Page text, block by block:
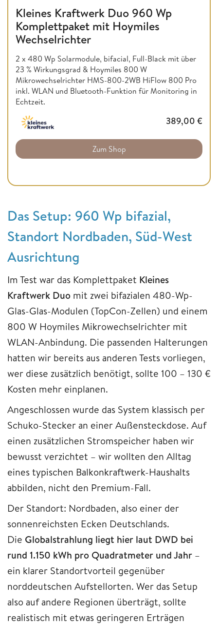
Kleines Kraftwerk Duo 960 Wp
Komplettpaket mit Hoymiles
Wechselrichter
2 x 480 Wp Solarmodule, bifacial, Full-Black mit über
23 % Wirkungsgrad & Hoymiles 800 W
Mikrowechselrichter HMS-800-2WB HiFlow 800 Pro
inkl. WLAN und Bluetooth-Funktion für Monitoring in
Echtzeit.
389,00 €
Zum Shop
Das Setup: 960 Wp bifazial,
Standort Nordbaden, Süd-West
Ausrichtung
Im Test war das Komplettpaket Kleines
Kraftwerk Duo mit zwei bifazialen 480-Wp-
Glas-Glas-Modulen (TopCon-Zellen) und einem
800 W Hoymiles Mikrowechselrichter mit
WLAN-Anbindung. Die passenden Halterungen
hatten wir bereits aus anderen Tests vorliegen,
wer diese zusätzlich benötigt, sollte 100 – 130 €
Kosten mehr einplanen.
Angeschlossen wurde das System klassisch per
Schuko-Stecker an einer Außensteckdose. Auf
einen zusätzlichen Stromspeicher haben wir
bewusst verzichtet – wir wollten den Alltag
eines typischen Balkonkraftwerk-Haushalts
abbilden, nicht den Premium-Fall.
Der Standort: Nordbaden, also einer der
sonnenreichsten Ecken Deutschlands.
Die Globalstrahlung liegt hier laut DWD bei
rund 1.150 kWh pro Quadratmeter und Jahr –
ein klarer Standortvorteil gegenüber
norddeutschen Aufstellorten. Wer das Setup
also auf andere Regionen überträgt, sollte
realistisch mit etwas geringeren Erträgen